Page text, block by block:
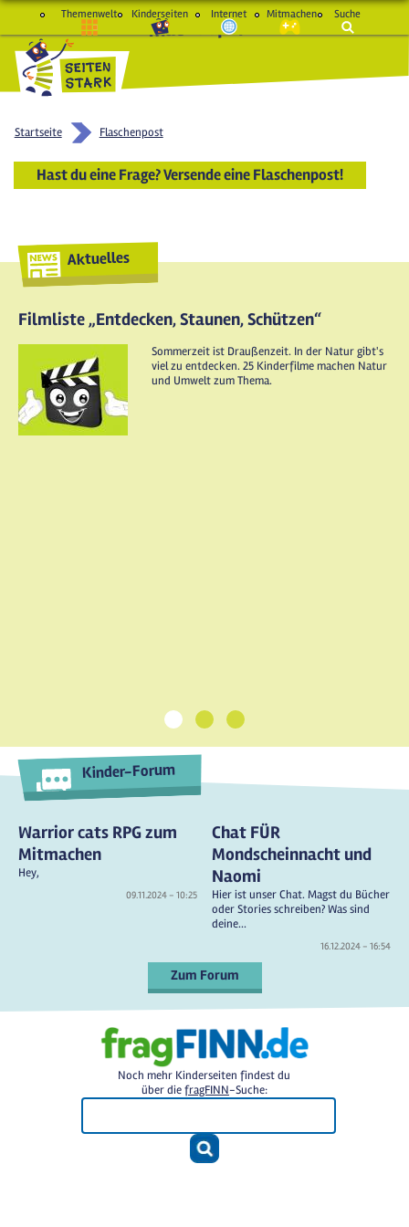
Themenwelt Kinderseiten Internet Mitmachen Suche
macht Spaß und schlau
Startseite Flaschenpost
Hast du eine Frage? Versende eine Flaschenpost!
Aktuelles
Filmliste „Entdecken, Staunen, Schützen“
Sommerzeit ist Draußenzeit. In der Natur gibt's
viel zu entdecken. 25 Kinderfilme machen Natur
und Umwelt zum Thema.
1 2 3
Kinder-Forum
Warrior cats RPG zum
Mitmachen
Hey,
09.11.2024 - 10:25
Chat FÜR
Mondscheinnacht und
Naomi
Hier ist unser Chat. Magst du Bücher
oder Stories schreiben? Was sind
deine...
16.12.2024 - 16:54
Zum Forum
Noch mehr Kinderseiten findest du
über diefragFINN-Suche: